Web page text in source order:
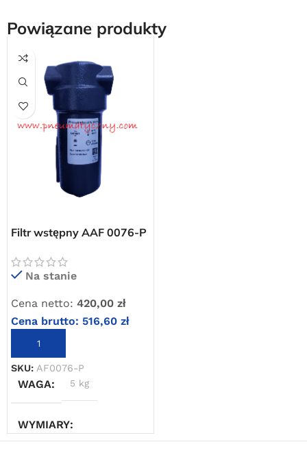
Powiązane produkty
Filtr wstępny AAF 0076-P
Na stanie
Cena netto: 420,00 zł
Cena brutto: 516,60 zł
DODAJ DO KOSZYKA
SKU: AF0076-P
WAGA 5 kg
WYMIARY
dla wszystkich zamówień złożonych w sklepie
internetowym o wartości minimum 80,00 zł brutto.
Oferta ograniczona czasowo